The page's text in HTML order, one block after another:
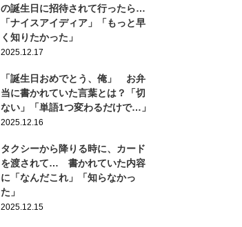
の誕生日に招待されて行ったら…
「ナイスアイディア」「もっと早
く知りたかった」
2025.12.17
「誕生日おめでとう、俺」 お弁
当に書かれていた言葉とは？「切
ない」「単語1つ変わるだけで…」
2025.12.16
タクシーから降りる時に、カード
を渡されて… 書かれていた内容
に「なんだこれ」「知らなかっ
た」
2025.12.15